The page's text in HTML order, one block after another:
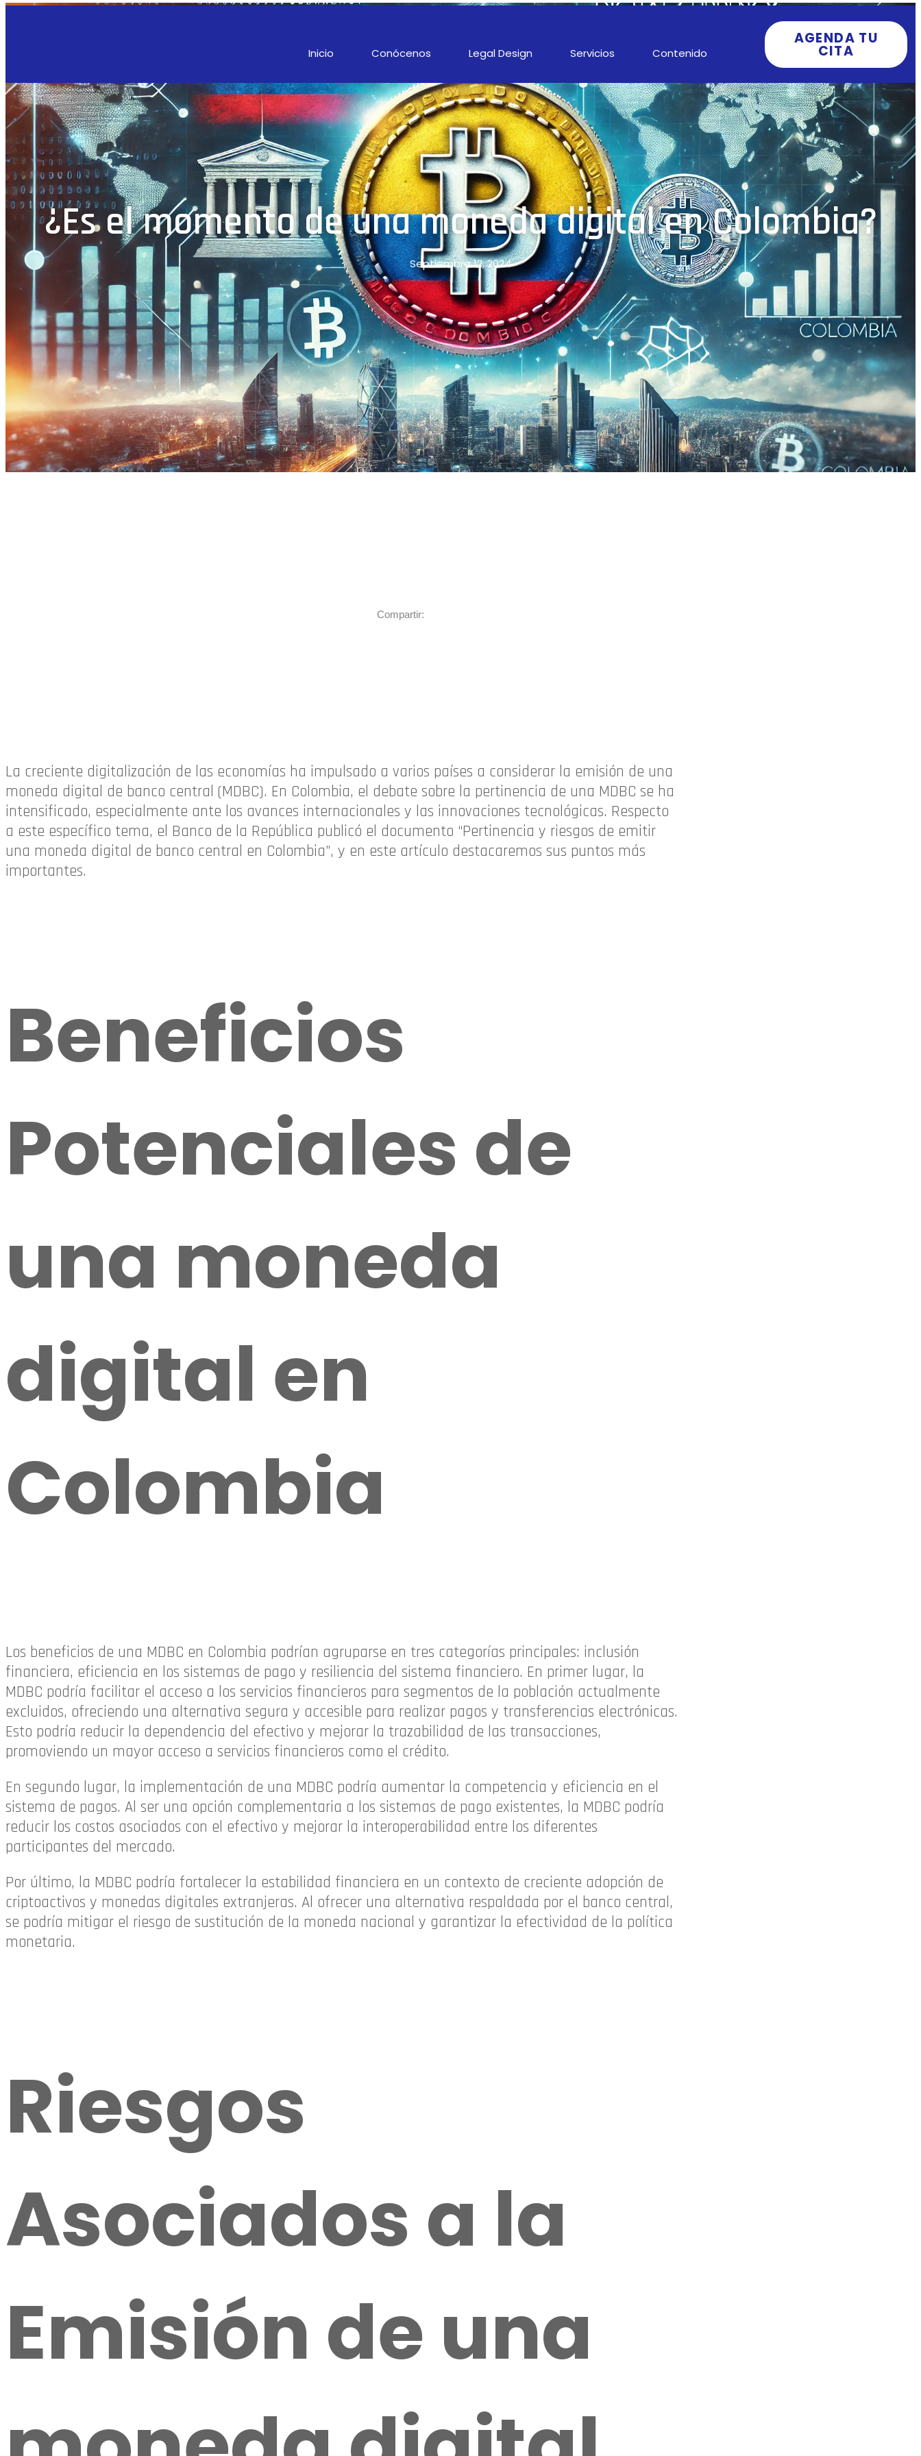
Inicio Conócenos Legal Design Servicios Contenido
AGENDA TU
CITA
¿Es el momento de una moneda digital en Colombia?
Septiembre 12, 2024
Compartir:
La creciente digitalización de las economías ha impulsado a varios países a considerar la emisión de una
moneda digital de banco central (MDBC). En Colombia, el debate sobre la pertinencia de una MDBC se ha
intensificado, especialmente ante los avances internacionales y las innovaciones tecnológicas. Respecto
a este específico tema, el Banco de la República publicó el documento “Pertinencia y riesgos de emitir
una moneda digital de banco central en Colombia”, y en este artículo destacaremos sus puntos más
importantes.
Beneficios
Potenciales de
una moneda
digital en
Colombia
Los beneficios de una MDBC en Colombia podrían agruparse en tres categorías principales: inclusión
financiera, eficiencia en los sistemas de pago y resiliencia del sistema financiero. En primer lugar, la
MDBC podría facilitar el acceso a los servicios financieros para segmentos de la población actualmente
excluidos, ofreciendo una alternativa segura y accesible para realizar pagos y transferencias electrónicas.
Esto podría reducir la dependencia del efectivo y mejorar la trazabilidad de las transacciones,
promoviendo un mayor acceso a servicios financieros como el crédito.
En segundo lugar, la implementación de una MDBC podría aumentar la competencia y eficiencia en el
sistema de pagos. Al ser una opción complementaria a los sistemas de pago existentes, la MDBC podría
reducir los costos asociados con el efectivo y mejorar la interoperabilidad entre los diferentes
participantes del mercado.
Por último, la MDBC podría fortalecer la estabilidad financiera en un contexto de creciente adopción de
criptoactivos y monedas digitales extranjeras. Al ofrecer una alternativa respaldada por el banco central,
se podría mitigar el riesgo de sustitución de la moneda nacional y garantizar la efectividad de la política
monetaria.
Riesgos
Asociados a la
Emisión de una